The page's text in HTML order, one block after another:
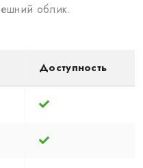
облик.
Доступность